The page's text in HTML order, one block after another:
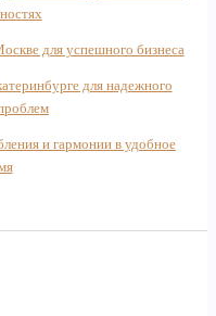
для успешного бизнеса
для надежного
и гармонии в удобное